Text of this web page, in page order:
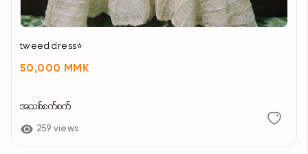
tweed dress⭐
50,000 MMK
အသစ်စက်စက်
259 views